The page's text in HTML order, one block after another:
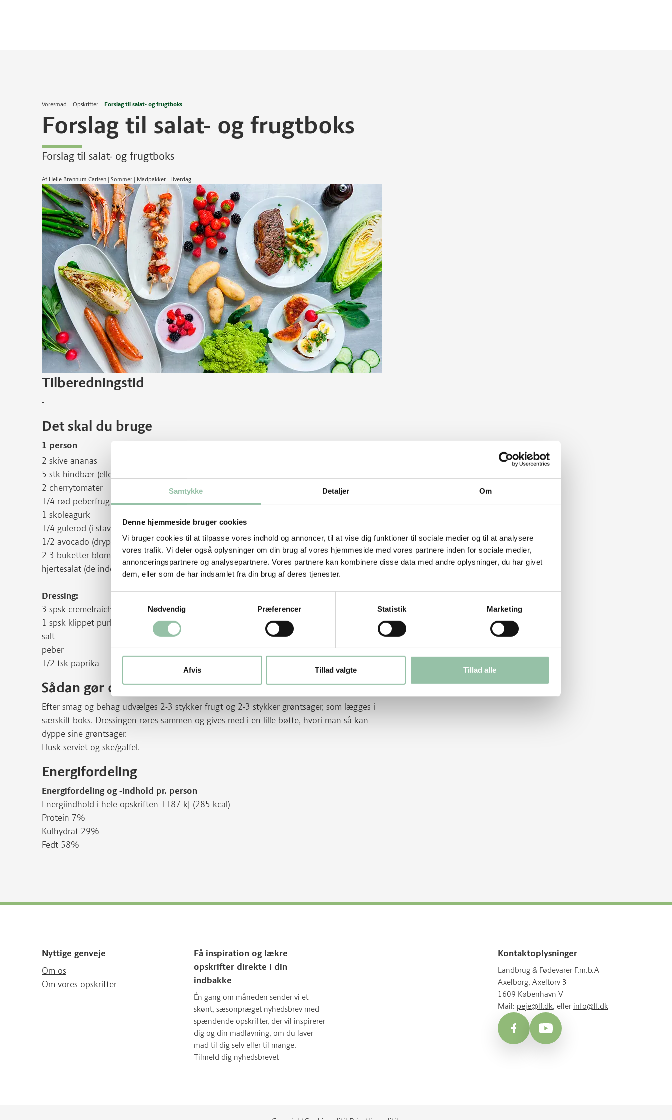
Samtykke Detaljer Om
Denne hjemmeside bruger cookies
Vi bruger cookies til at tilpasse vores indhold og annoncer, til at vise dig funktioner til sociale medier og til at analysere
vores trafik. Vi deler også oplysninger om din brug af vores hjemmeside med vores partnere inden for sociale medier,
annonceringspartnere og analysepartnere. Vores partnere kan kombinere disse data med andre oplysninger, du har givet
dem, eller som de har indsamlet fra din brug af deres tjenester.
Nødvendig
Præferencer Statistik Marketing
Afvis Tillad valgte Tillad alle
Voresmad Opskrifter Forslag til salat- og frugtboks
Forslag til salat- og frugtboks
Forslag til salat- og frugtboks
Af Helle Brønnum Carlsen | Sommer | Madpakker | Hverdag
Tilberedningstid
-
Det skal du bruge
1 person
2 skive ananas
5 stk hindbær (eller ribs, kirsebær, jordbær, druer m.m.)
2 cherrytomater
1/4 rød peberfrugt
1 skoleagurk
1/4 gulerod (i stave)
1/2 avocado (dryppet med lidt citron og salt)
2-3 buketter blomkål (eller broccoli)
hjertesalat (de inderste sprøde blade)
Dressing:
3 spsk cremefraiche 18 %
1 spsk klippet purløg
salt
peber
1/2 tsk paprika
Sådan gør du
Efter smag og behag udvælges 2-3 stykker frugt og 2-3 stykker grøntsager, som lægges i
særskilt boks. Dressingen røres sammen og gives med i en lille bøtte, hvori man så kan
dyppe sine grøntsager.
Husk serviet og ske/gaffel.
Energifordeling
Energifordeling og -indhold pr. person
Energiindhold i hele opskriften 1187 kJ (285 kcal)
Protein 7%
Kulhydrat 29%
Fedt 58%
Nyttige genveje
Om os
Om vores opskrifter
Få inspiration og lækre
opskrifter direkte i din
indbakke
Én gang om måneden sender vi et
skønt, sæsonpræget nyhedsbrev med
spændende opskrifter, der vil inspirerer
dig og din madlavning, om du laver
mad til dig selv eller til mange.
Tilmeld dig nyhedsbrevet
Kontaktoplysninger
Landbrug & Fødevarer F.m.b.A
Axelborg, Axeltorv 3
1609 København V
Mail: peje@lf.dk, eller info@lf.dk
FacebookYouTube